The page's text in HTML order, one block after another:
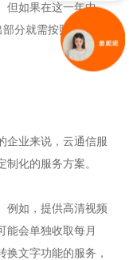
但如果在这一年中，
分就需按照每分钟
企业来说，云通信服
化的服务方案。
例如，提供高清视频
能会单独收取每月
文字功能的服务，